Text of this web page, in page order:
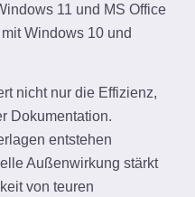
11 und MS Office
Windows 10 und
nicht nur die Effizienz,
Dokumentation.
entstehen
Außenwirkung stärkt
von teuren